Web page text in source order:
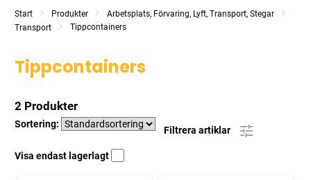
Start Produkter
Arbetsplats, Förvaring, Lyft, Transport, Stegar
Transport
Tippcontainers
Tippcontainers
2 Produkter
Sortering:
Filtrera artiklar
Visa endast lagerlagt